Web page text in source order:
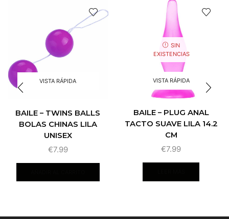
VISTA RÁPIDA
BAILE – TWINS BALLS
BOLAS CHINAS LILA
UNISEX
€7.99
SIN
EXISTENCIAS
VISTA RÁPIDA
BAILE – PLUG ANAL
TACTO SUAVE LILA 14.2
CM
€7.99